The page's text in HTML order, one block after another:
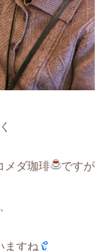
メダ珈琲 ですが
ますね